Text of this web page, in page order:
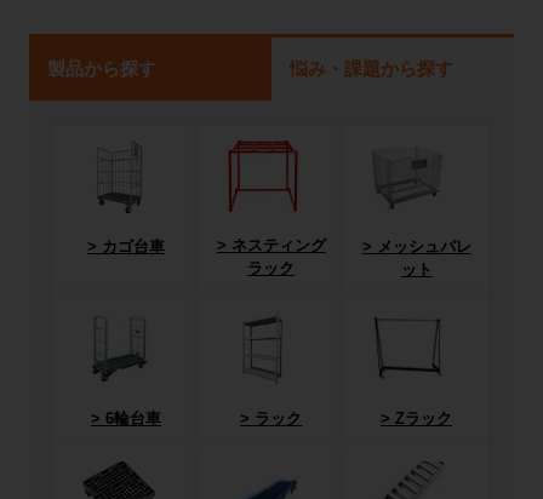
製品から探す 悩み・課題から探す
カゴ台車
ネスティング
ラック
メッシュパレ
ット
6輪台車 ラック Zラック